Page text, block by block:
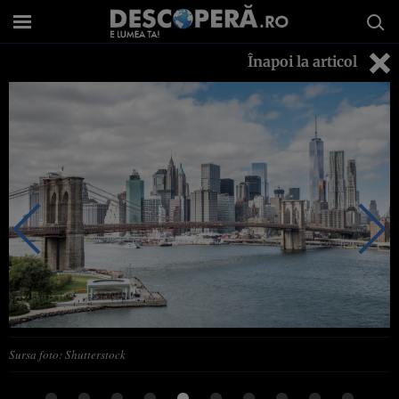
Înapoi la articol
Sursa foto: Shutterstock